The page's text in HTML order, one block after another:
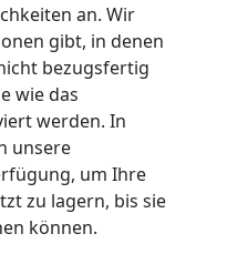
an. Wir
gibt, in denen
bezugsfertig
wie das
werden. In
unsere
um Ihre
zu lagern, bis sie
können.